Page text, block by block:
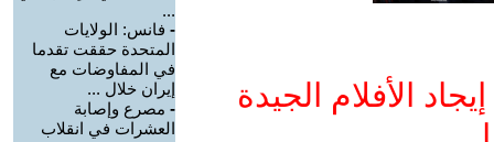
الأفلام الجيدة
...
- فانس: الولايات
المتحدة حققت تقدما
في المفاوضات مع
إيران خلال ...
- مصرع وإصابة
العشرات في انقلاب